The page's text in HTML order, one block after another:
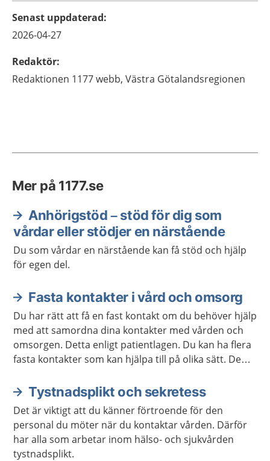
Senast uppdaterad:
2026-04-27
Redaktör:
Redaktionen 1177 webb, Västra Götalandsregionen
Mer på 1177.se
Anhörigstöd – stöd för dig som
vårdar eller stödjer en närstående
Du som vårdar en närstående kan få stöd och hjälp
för egen del.
Fasta kontakter i vård och omsorg
Du har rätt att få en fast kontakt om du behöver hjälp
med att samordna dina kontakter med vården och
omsorgen. Detta enligt patientlagen. Du kan ha flera
fasta kontakter som kan hjälpa till på olika sätt. De
vård och omsorg.
Tystnadsplikt och sekretess
Det är viktigt att du känner förtroende för den
personal du möter när du kontaktar vården. Därför
har alla som arbetar inom hälso- och sjukvården
tystnadsplikt.